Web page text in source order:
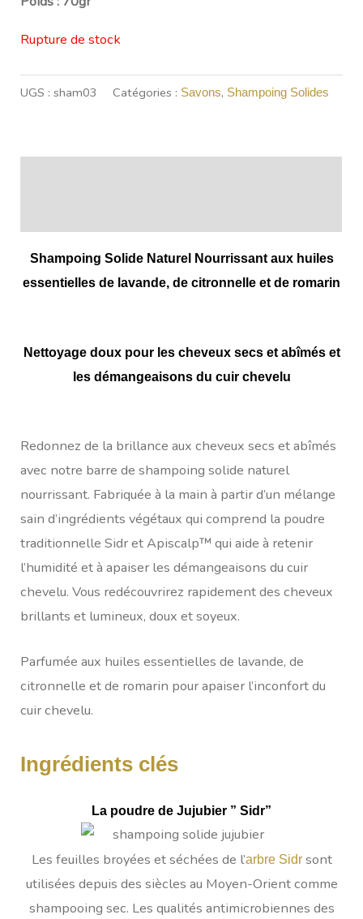
Rupture de stock
UGS :sham03 Catégories : Savons, Shampoing Solides
Shampoing Solide Naturel Nourrissantaux huiles
essentielles de lavande, de citronnelle et de romarin
Nettoyage doux pour les cheveux secs et abîmés et
les démangeaisons du cuir chevelu
Redonnez de la brillance aux cheveux secs et abîmés
avec notre barre de shampoing solide naturel
nourrissant. Fabriquée à la main à partir d’un mélange
sain d’ingrédients végétaux qui comprend la poudre
traditionnelle Sidr et Apiscalp™ qui aide à retenir
l’humidité et à apaiser les démangeaisons du cuir
chevelu. Vous redécouvrirez rapidement des cheveux
brillants et lumineux, doux et soyeux.
Parfumée aux huiles essentielles de lavande, de
citronnelle et de romarin pour apaiser l’inconfort du
cuir chevelu.
Ingrédients clés
La poudre de Jujubier ” Sidr”
Les feuilles broyées et séchées de l’arbre Sidrsont
utilisées depuis des siècles au Moyen-Orient comme
shampooing sec. Les qualités antimicrobiennes des